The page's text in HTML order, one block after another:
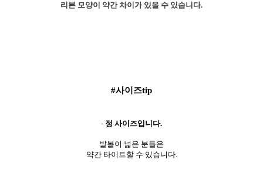
리본 모양이 약간 차이가 있을 수 있습니다.
#사이즈tip
- 정 사이즈입니다.
발볼이 넓은 분들은
약간 타이트할 수 있습니다.